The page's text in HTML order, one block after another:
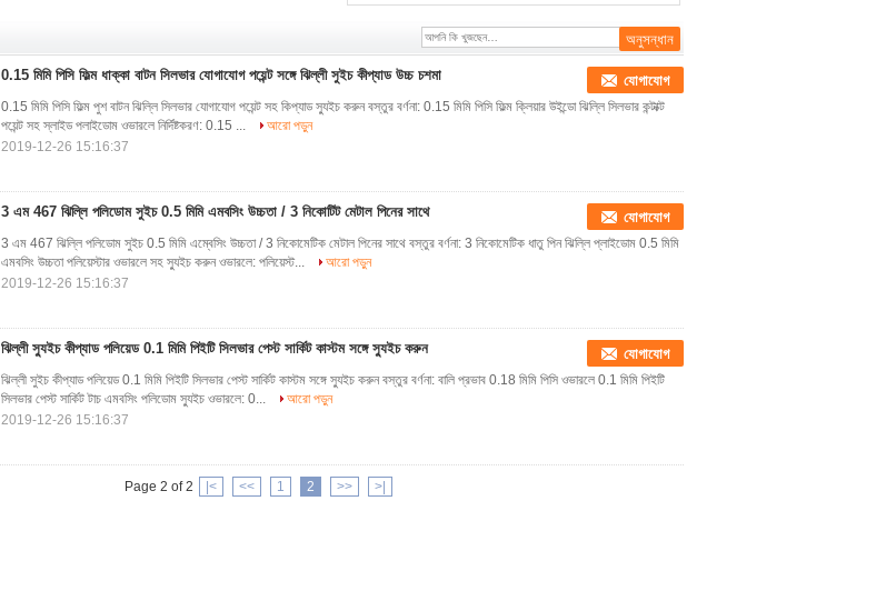
0.15 মিমি পিসি ফিল্ম ধাক্কা বাটন সিলভার যোগাযোগ পয়েন্ট সঙ্গে ঝিল্লী সুইচ কীপ্যাড উচ্চ চশমা যোগাযোগ
0.15 মিমি পিসি ফিল্ম পুশ বাটন ঝিল্লি সিলভার যোগাযোগ পয়েন্ট সহ কিপ্যাড স্যুইচ করুন বস্তুর বর্ণনা: 0.15 মিমি পিসি ফিল্ম ক্লিয়ার উইন্ডো ঝিল্লি সিলভার কন্টাক্ট
পয়েন্ট সহ স্লাইড পলাইডোম ওভারলে নির্দিষ্টকরণ: 0.15 ...
আরো পড়ুন
2019-12-26 15:16:37
3 এম 467 ঝিল্লি পলিডোম সুইচ 0.5 মিমি এমবসিং উচ্চতা / 3 নিকোটিট মেটাল পিনের সাথে যোগাযোগ
3 এম 467 ঝিল্লি পলিডোম সুইচ 0.5 মিমি এম্বেসিং উচ্চতা / 3 নিকোমেটিক মেটাল পিনের সাথে বস্তুর বর্ণনা: 3 নিকোমেটিক ধাতু পিন ঝিল্লি প্লাইডোম 0.5 মিমি
এমবসিং উচ্চতা পলিয়েস্টার ওভারলে সহ স্যুইচ করুন ওভারলে: পলিয়েস্ট...
আরো পড়ুন
2019-12-26 15:16:37
ঝিল্লী স্যুইচ কীপ্যাড পলিয়েড 0.1 মিমি পিইটি সিলভার পেস্ট সার্কিট কাস্টম সঙ্গে স্যুইচ করুন যোগাযোগ
ঝিল্লী সুইচ কীপ্যাড পলিয়েড 0.1 মিমি পিইটি সিলভার পেস্ট সার্কিট কাস্টম সঙ্গে স্যুইচ করুন বস্তুর বর্ণনা: বালি প্রভাব 0.18 মিমি পিসি ওভারলে 0.1 মিমি পিইটি
সিলভার পেস্ট সার্কিট টাচ এমবসিং পলিডোম স্যুইচ ওভারলে: 0...
আরো পড়ুন
2019-12-26 15:16:37
Page 2 of 2 |< << 1 2 >> >|